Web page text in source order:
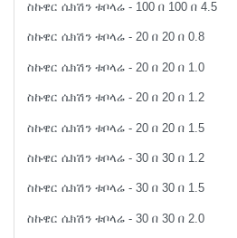
ስኩዌር ሴክሽን ቱቦላሬ - 100 በ 100 በ 4.5
ስኩዌር ሴክሽን ቱቦላሬ - 20 በ 20 በ 0.8
ስኩዌር ሴክሽን ቱቦላሬ - 20 በ 20 በ 1.0
ስኩዌር ሴክሽን ቱቦላሬ - 20 በ 20 በ 1.2
ስኩዌር ሴክሽን ቱቦላሬ - 20 በ 20 በ 1.5
ስኩዌር ሴክሽን ቱቦላሬ - 30 በ 30 በ 1.2
ስኩዌር ሴክሽን ቱቦላሬ - 30 በ 30 በ 1.5
ስኩዌር ሴክሽን ቱቦላሬ - 30 በ 30 በ 2.0